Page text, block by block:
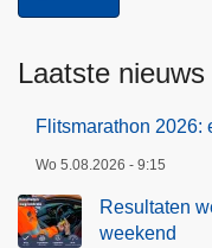
Laatste nieuws
Flitsmarathon 2026:
Wo 5.08.2026 - 9:15
Resultaten
weekend